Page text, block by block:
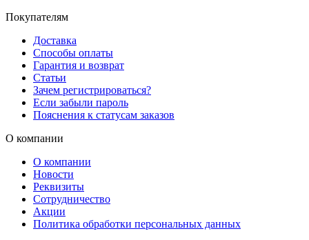
Покупателям
Доставка
Способы оплаты
Гарантия и возврат
Статьи
Зачем регистрироваться?
Если забыли пароль
Пояснения к статусам заказов
О компании
О компании
Новости
Реквизиты
Сотрудничество
Акции
Политика обработки персональных данных